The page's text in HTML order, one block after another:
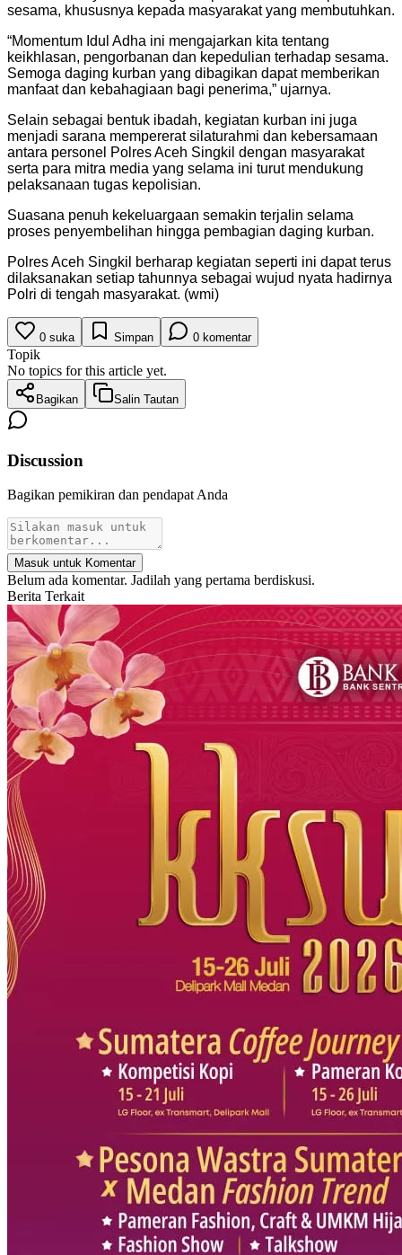
sesama, khususnya kepada masyarakat yang membutuhkan.
“Momentum Idul Adha ini mengajarkan kita tentang
keikhlasan, pengorbanan dan kepedulian terhadap sesama.
Semoga daging kurban yang dibagikan dapat memberikan
manfaat dan kebahagiaan bagi penerima,” ujarnya.
Selain sebagai bentuk ibadah, kegiatan kurban ini juga
menjadi sarana mempererat silaturahmi dan kebersamaan
antara personel Polres Aceh Singkil dengan masyarakat
serta para mitra media yang selama ini turut mendukung
pelaksanaan tugas kepolisian.
Suasana penuh kekeluargaan semakin terjalin selama
proses penyembelihan hingga pembagian daging kurban.
Polres Aceh Singkil berharap kegiatan seperti ini dapat terus
dilaksanakan setiap tahunnya sebagai wujud nyata hadirnya
Polri di tengah masyarakat. (wmi)
0 suka Simpan 0 komentar
Topik
No topics for this article yet.
Bagikan Salin Tautan
Discussion
Bagikan pemikiran dan pendapat Anda
Masuk untuk Komentar
Belum ada komentar. Jadilah yang pertama berdiskusi.
Berita Terkait